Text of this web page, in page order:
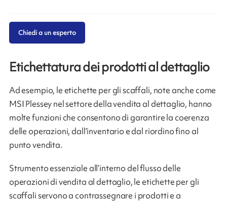
Etichettatura dei prodotti al dettaglio
Ad esempio, le etichette per gli scaffali, note anche come
MSI Plessey nel settore della vendita al dettaglio, hanno
molte funzioni che consentono di garantire la coerenza
delle operazioni, dall’inventario e dal riordino fino al
punto vendita.
Strumento essenziale all’interno del flusso delle
operazioni di vendita al dettaglio, le etichette per gli
scaffali servono a contrassegnare i prodotti e a
Chiedi a un esperto